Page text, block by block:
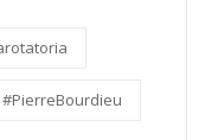
#PierreBourdieu